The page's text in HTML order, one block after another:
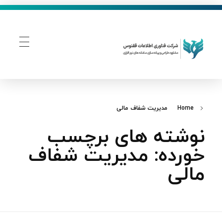
Home مدیریت شفاف مالی
نوشته های برچسب
خورده: مدیریت شفاف
مالی